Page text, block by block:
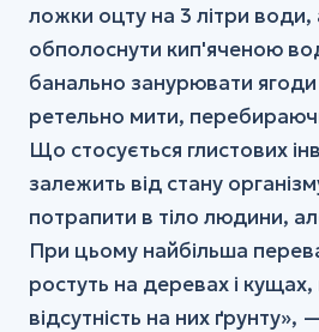
ложки оцту на 3 літри води,
обполоснути кип'яченою
банально занурювати
ретельно мити,
Що стосується глистових
залежить від стану
потрапити в тіло людини,
При цьому найбільша
ростуть на деревах і кущах,
відсутність на них ґрунту»,